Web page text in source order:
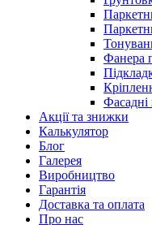
Фанера
Фасадні
Акції та знижки
Калькулятор
Блог
Галерея
Виробництво
Гарантія
Доставка та оплата
Про нас